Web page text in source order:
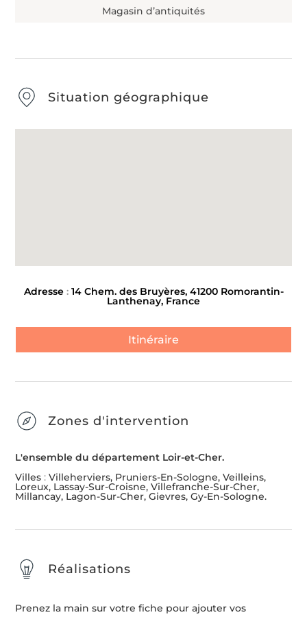
Magasin d’antiquités
Situation géographique
Adresse: 14 Chem. des Bruyères, 41200 Romorantin-
Lanthenay, France
Itinéraire
Zones d'intervention
L'ensemble du département Loir-et-Cher.
Villes :Villeherviers, Pruniers-En-Sologne, Veilleins,
Loreux, Lassay-Sur-Croisne, Villefranche-Sur-Cher,
Millancay, Lagon-Sur-Cher, Gievres, Gy-En-Sologne.
Réalisations
Prenez la main sur votre fiche pour ajouter vos